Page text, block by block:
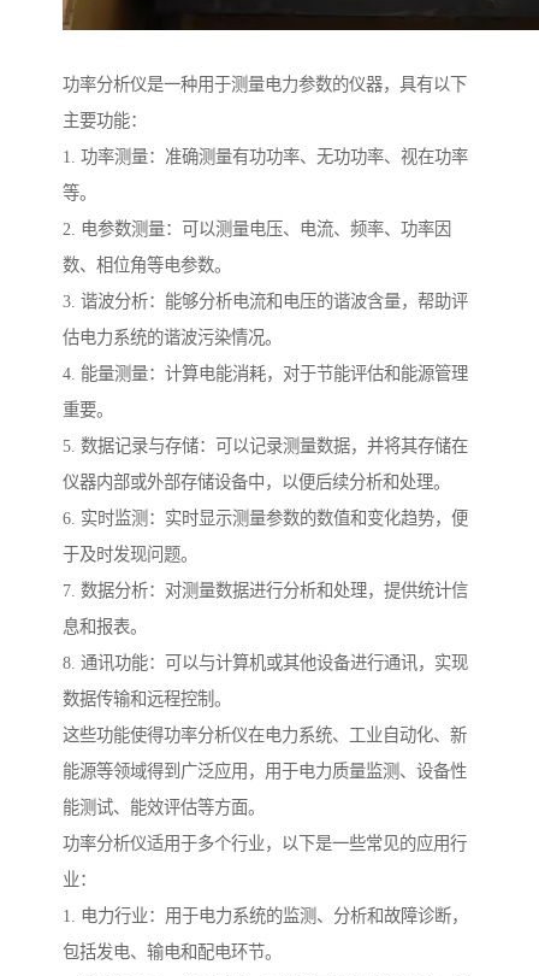
功率分析仪是一种用于测量电力参数的仪器，具有以下
主要功能：
1. 功率测量：准确测量有功功率、无功功率、视在功率
等。
2. 电参数测量：可以测量电压、电流、频率、功率因
数、相位角等电参数。
3. 谐波分析：能够分析电流和电压的谐波含量，帮助评
估电力系统的谐波污染情况。
4. 能量测量：计算电能消耗，对于节能评估和能源管理
重要。
5. 数据记录与存储：可以记录测量数据，并将其存储在
仪器内部或外部存储设备中，以便后续分析和处理。
6. 实时监测：实时显示测量参数的数值和变化趋势，便
于及时发现问题。
7. 数据分析：对测量数据进行分析和处理，提供统计信
息和报表。
8. 通讯功能：可以与计算机或其他设备进行通讯，实现
数据传输和远程控制。
这些功能使得功率分析仪在电力系统、工业自动化、新
能源等领域得到广泛应用，用于电力质量监测、设备性
能测试、能效评估等方面。
功率分析仪适用于多个行业，以下是一些常见的应用行
业：
1. 电力行业：用于电力系统的监测、分析和故障诊断，
包括发电、输电和配电环节。